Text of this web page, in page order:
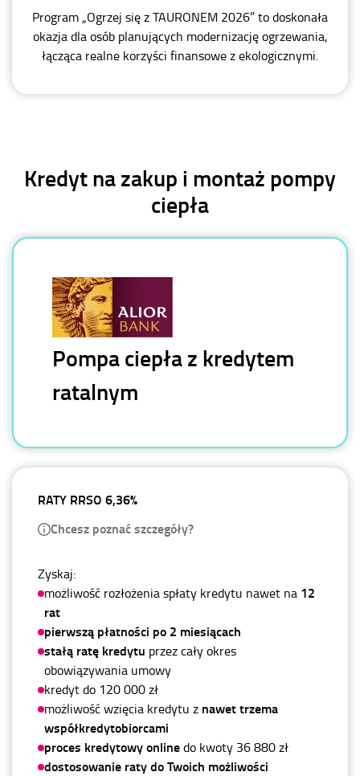
Program „Ogrzej się z TAURONEM 2026” to doskonała
okazja dla osób planujących modernizację ogrzewania,
łącząca realne korzyści finansowe z ekologicznymi.
Kredyt na zakup i montaż pompy
ciepła
Pompa ciepła z kredytem
ratalnym
RATY RRSO 6,36%
Chcesz poznać szczegóły?
Zyskaj:
możliwość rozłożenia spłaty kredytu nawet na 12
rat
pierwszą płatności po 2 miesiącach
stałą ratę kredytu przez cały okres
obowiązywania umowy
kredyt do 120 000 zł
możliwość wzięcia kredytu z nawet trzema
współkredytobiorcami
proces kredytowy onlinedo kwoty 36 880 zł
dostosowanie raty do Twoich możliwości